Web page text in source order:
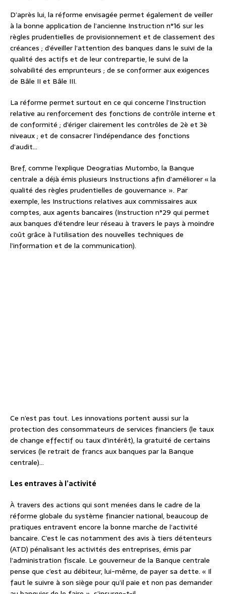
D’après lui, la réforme envisagée permet également de veiller
à la bonne application de l’ancienne Instruction n°16 sur les
règles prudentielles de provisionnement et de classement des
créances ; d’éveiller l’attention des banques dans le suivi de la
qualité des actifs et de leur contrepartie, le suivi de la
solvabilité des emprunteurs ; de se conformer aux exigences
de Bâle II et Bâle III.
La réforme permet surtout en ce qui concerne l’Instruction
relative au renforcement des fonctions de contrôle interne et
de conformité ; d’ériger clairement les contrôles de 2è et 3è
niveaux ; et de consacrer l’indépendance des fonctions
d’audit…
Bref, comme l’explique Deogratias Mutombo, la Banque
centrale a déjà émis plusieurs Instructions afin d’améliorer « la
qualité des règles prudentielles de gouvernance ». Par
exemple, les Instructions relatives aux commissaires aux
comptes, aux agents bancaires (Instruction n°29 qui permet
aux banques d’étendre leur réseau à travers le pays à moindre
coût grâce à l’utilisation des nouvelles techniques de
l’information et de la communication).
Ce n’est pas tout. Les innovations portent aussi sur la
protection des consommateurs de services financiers (le taux
de change effectif ou taux d’intérêt), la gratuité de certains
services (le retrait de francs aux banques par la Banque
centrale)…
Les entraves à l’activité
À travers des actions qui sont menées dans le cadre de la
réforme globale du système financier national, beaucoup de
pratiques entravent encore la bonne marche de l’activité
bancaire. C’est le cas notamment des avis à tiers détenteurs
(ATD) pénalisant les activités des entreprises, émis par
l’administration fiscale. Le gouverneur de la Banque centrale
pense que c’est au débiteur, lui-même, de payer sa dette. « Il
faut le suivre à son siège pour qu’il paie et non pas demander